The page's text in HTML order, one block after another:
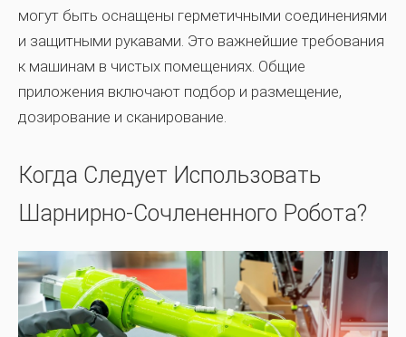
могут быть оснащены герметичными соединениями
и защитными рукавами. Это важнейшие требования
к машинам в чистых помещениях. Общие
приложения включают подбор и размещение,
дозирование и сканирование.
Когда Следует Использовать
Шарнирно-Сочлененного Робота?